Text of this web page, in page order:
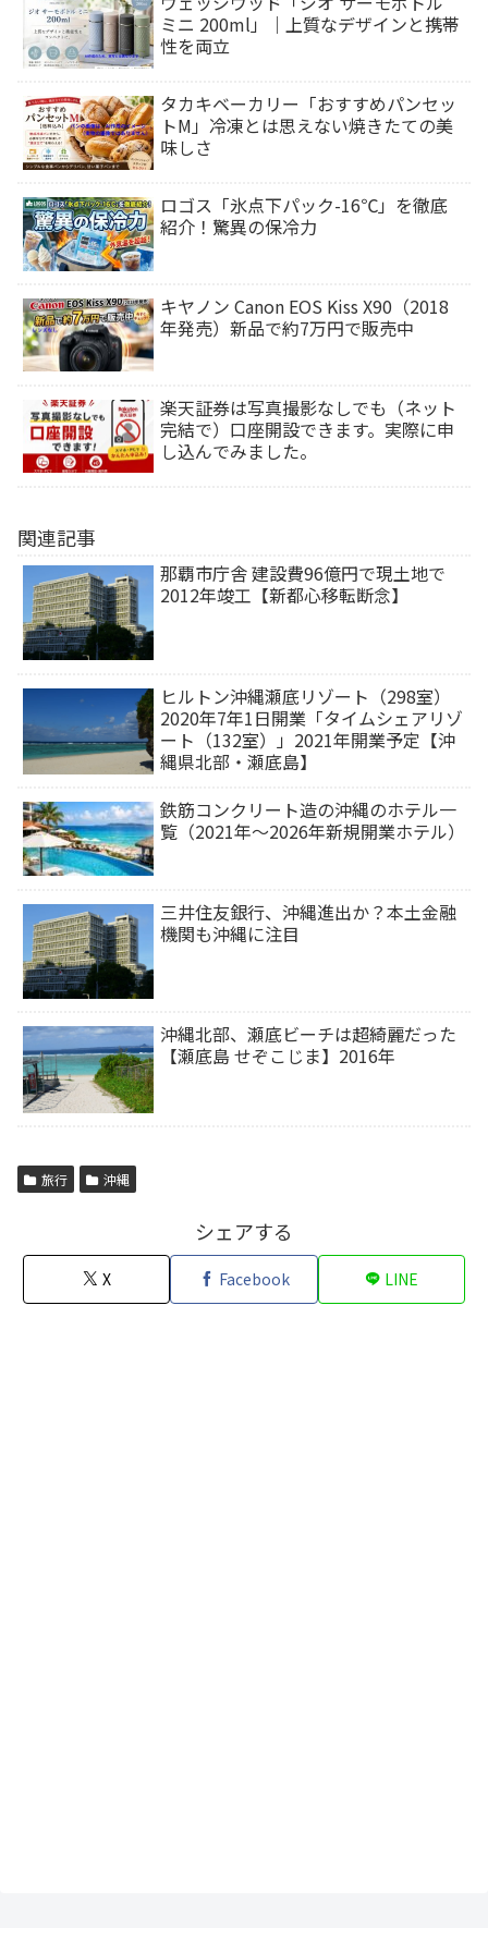
ミニ 200ml」｜上質なデザインと携帯
性を両立
タカキベーカリー「おすすめパンセッ
トM」冷凍とは思えない焼きたての美
味しさ
ロゴス「氷点下パック-16℃」を徹底
紹介！驚異の保冷力
キヤノン Canon EOS Kiss X90（2018
年発売）新品で約7万円で販売中
楽天証券は写真撮影なしでも（ネット
完結で）口座開設できます。実際に申
し込んでみました。
関連記事
那覇市庁舎 建設費96億円で現土地で
2012年竣工【新都心移転断念】
ヒルトン沖縄瀬底リゾート（298室）
2020年7年1日開業「タイムシェアリゾ
ート（132室）」2021年開業予定【沖
縄県北部・瀬底島】
鉄筋コンクリート造の沖縄のホテル一
覧（2021年～2026年新規開業ホテル）
三井住友銀行、沖縄進出か？本土金融
機関も沖縄に注目
沖縄北部、瀬底ビーチは超綺麗だった
【瀬底島 せぞこじま】2016年
旅行 沖縄
シェアする
X Facebook LINE